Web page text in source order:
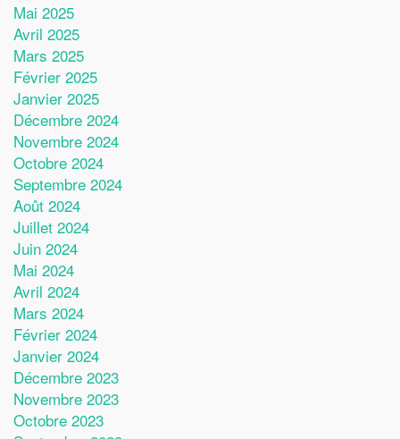
Mai 2025
Avril 2025
Mars 2025
Février 2025
Janvier 2025
Décembre 2024
Novembre 2024
Octobre 2024
Septembre 2024
Août 2024
Juillet 2024
Juin 2024
Mai 2024
Avril 2024
Mars 2024
Février 2024
Janvier 2024
Décembre 2023
Novembre 2023
Octobre 2023